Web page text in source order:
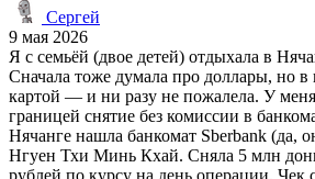
Сергей
9 мая 2026
Я с семьёй (двое детей) отдыхала в
Сначала тоже думала про доллары, но в
картой — и ни разу не пожалела. У
границей снятие без комиссии в
Нячанге нашла банкомат Sberbank (да,
Нгуен Тхи Минь Кхай. Сняла 5 млн
рублей по курсу на день операции. Чек